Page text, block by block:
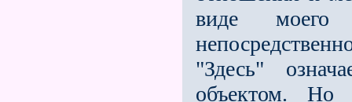
виде моего
"Здесь"
объектом. Но